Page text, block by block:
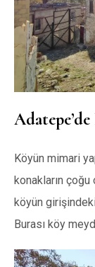
Adatepe’de
Köyün mimari
konakların
köyün
Burası köy